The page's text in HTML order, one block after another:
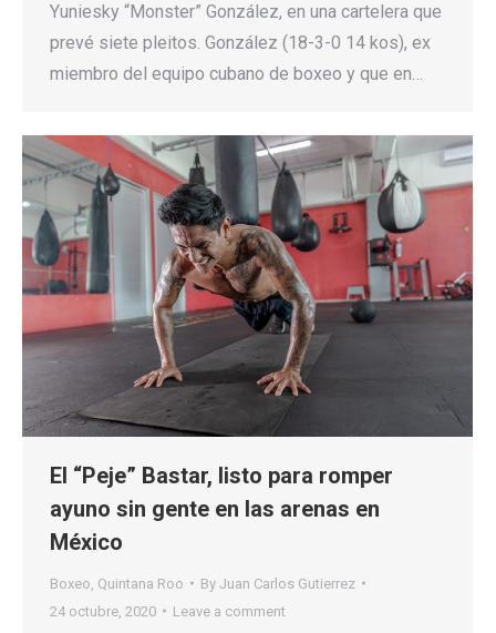
Yuniesky “Monster” González, en una cartelera que
prevé siete pleitos. González (18-3-0 14 kos), ex
miembro del equipo cubano de boxeo y que en…
El “Peje” Bastar, listo para romper
ayuno sin gente en las arenas en
México
Boxeo Quintana Roo By Juan Carlos Gutierrez
24 octubre, 2020
Leave a comment